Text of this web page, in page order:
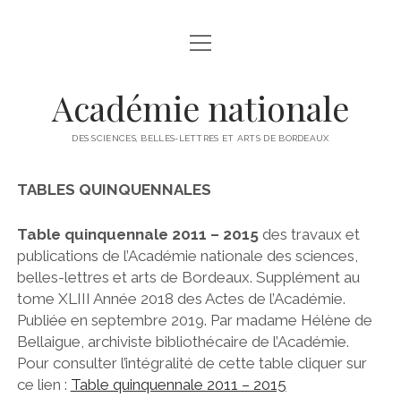
ACCUEIL
ACTUALITÉS
CONSEIL D’ADMINISTRATION
MEMBRES DE DROIT
MEMBRES RÉSIDANTS
MEMBRES HONORAIRES
MEMBRES D’HONNEUR
MEMBRES ASSOCIÉS
MEMBRES CORRESPONDANTS
2025
2023
2022
2021
2020
VIE DE L’ACADEMIE
PRIX
PUBLICATIONS
menu
ACTES ANNUELS
BROCHURE ANNUELLE DE PRESENTATION DES PRIX
open
menu
Académie nationale
DES SCIENCES, BELLES-LETTRES ET ARTS DE BORDEAUX
TABLES QUINQUENNALES
Table quinquennale 2011 – 2015des travaux et
publications de l’Académie nationale des sciences,
belles-lettres et arts de Bordeaux. Supplément au
tome XLIII Année 2018 des Actes de l’Académie.
Publiée en septembre 2019. Par madame Hélène de
Bellaigue, archiviste bibliothécaire de l’Académie.
Pour consulter l’intégralité de cette table cliquer sur
ce lien : Table quinquennale 2011 – 2015